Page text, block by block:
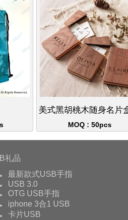
MOQ : 50pcs
礼品
最新款式USB手指
USB 3.0
OTG USB手指
iphone 3合1 USB
卡片USB